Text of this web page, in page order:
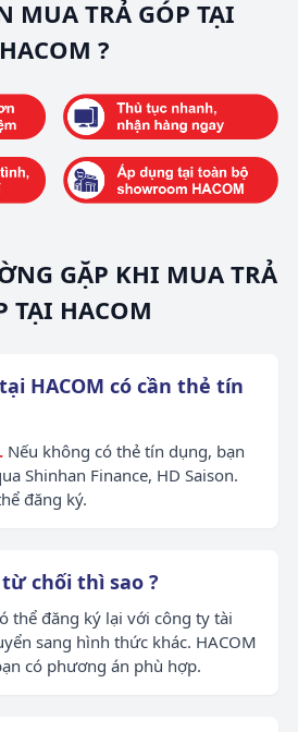
MUA TRẢ GÓP TẠI
HACOM ?
GẶP KHI MUA TRẢ
TẠI HACOM
HACOM có cần thẻ tín
Nếu không có thẻ tín dụng, bạn
Shinhan Finance, HD Saison.
đăng ký.
chối thì sao ?
thể đăng ký lại với công ty tài
sang hình thức khác. HACOM
có phương án phù hợp.